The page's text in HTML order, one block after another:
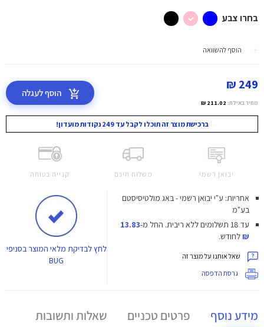
בחרו צבע
הוסף להשוואה
249 ₪
מחיר באילת: 211.02 ₪
הוסף לעגלה
ברכישת מוצר זה תוכלו לקבל עד 249 נקודות מועדון!
יבואן רשמי משלוח חינם קנייה בטוחה
אחריות: ע"י יבואן רשמי - באג מולטיסיסטם
בע"מ
עד 18 תשלומים ללא ריבית.
החל מ-13.83
₪לחודש.
שאל אותנו על מוצר זה
גרסת הדפסה
לחץלבדיקת מלאי המוצר בסניפי
BUG
מידע נוסף פרטים טכניים שאלות ותשובות